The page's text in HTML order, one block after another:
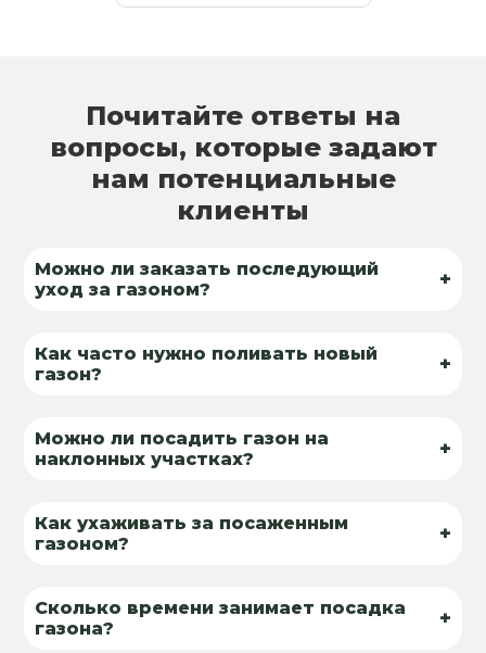
Почитайте ответы на
вопросы, которые задают
нам потенциальные
клиенты
Можно ли заказать последующий
уход за газоном?
+
Как часто нужно поливать новый
газон?
+
Можно ли посадить газон на
наклонных участках?
+
Как ухаживать за посаженным
газоном?
+
Сколько времени занимает посадка
газона?
+